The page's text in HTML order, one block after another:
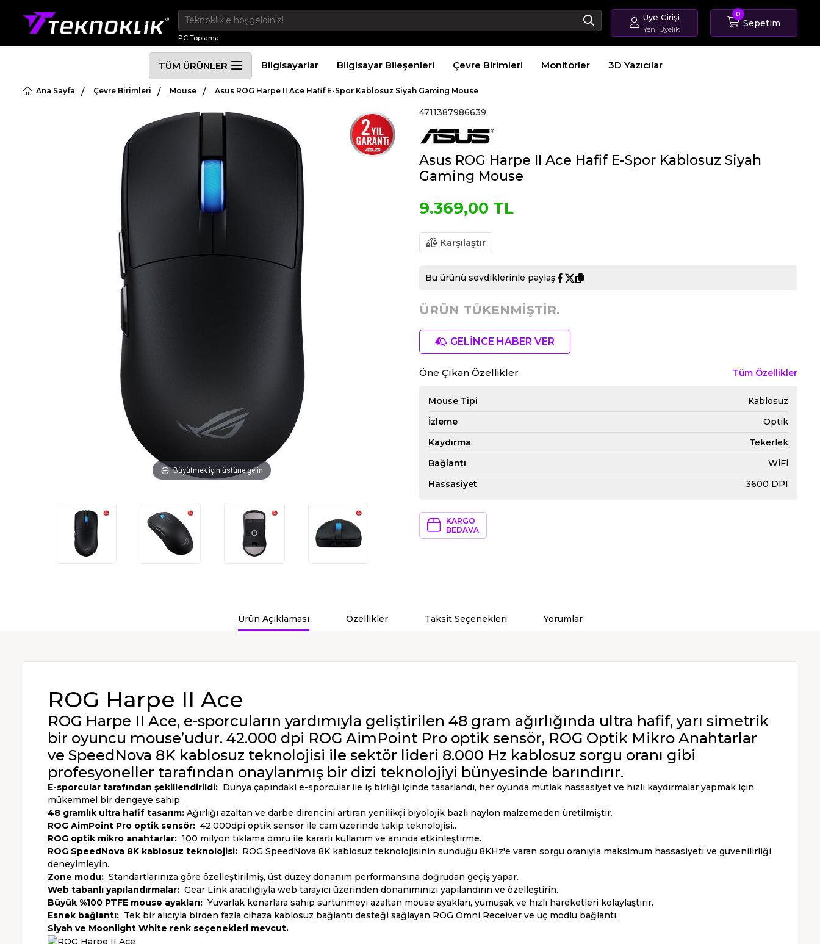
PC Toplama
Üye Girişi
Yeni Üyelik
Üye Ol
0
Sepetim
TÜM ÜRÜNLER Bilgisayarlar Bilgisayar Bileşenleri Çevre Birimleri Monitörler 3D Yazıcılar
Ana Sayfa Çevre Birimleri Mouse Asus ROG Harpe II Ace Hafif E-Spor Kablosuz Siyah Gaming Mouse
Büyütmek için üstüne gelin
4711387986639
Asus ROG Harpe II Ace Hafif E-Spor Kablosuz Siyah
Gaming Mouse
9.369,00 TL
Karşılaştır
Bu ürünü sevdiklerinle paylaş
ÜRÜN TÜKENMİŞTİR.
GELİNCE HABER VER
Öne Çıkan Özellikler Tüm Özellikler
Mouse Tipi
Kablosuz
İzleme
Optik
Kaydırma
Tekerlek
Bağlantı
WiFi
Hassasiyet
3600 DPI
KARGO
BEDAVA
Ürün Açıklaması Özellikler Taksit Seçenekleri Yorumlar
ROG Harpe II Ace
ROG Harpe II Ace, e-sporcuların yardımıyla geliştirilen 48 gram ağırlığında ultra hafif, yarı simetrik
bir oyuncu mouse’udur. 42.000 dpi ROG AimPoint Pro optik sensör, ROG Optik Mikro Anahtarlar
ve SpeedNova 8K kablosuz teknolojisi ile sektör lideri 8.000 Hz kablosuz sorgu oranı gibi
profesyoneller tarafından onaylanmış bir dizi teknolojiyi bünyesinde barındırır.
E-sporcular tarafından şekillendirildi: Dünya çapındaki e-sporcular ile iş birliği içinde tasarlandı, her oyunda mutlak hassasiyet ve hızlı kaydırmalar yapmak için
mükemmel bir dengeye sahip.
48 gramlık ultra hafif tasarım: Ağırlığı azaltan ve darbe direncini artıran yenilikçi biyolojik bazlı naylon malzemeden üretilmiştir.
ROG AimPoint Pro optik sensör: 42.000dpi optik sensör ile cam üzerinde takip teknolojisi..
ROG optik mikro anahtarlar: 100 milyon tıklama ömrü ile kararlı kullanım ve anında etkinleştirme.
ROG SpeedNova 8K kablosuz teknolojisi: ROG SpeedNova 8K kablosuz teknolojisinin sunduğu 8KHz'e varan sorgu oranıyla maksimum hassasiyeti ve güvenilirliği
deneyimleyin.
Zone modu: Standartlarınıza göre özelleştirilmiş, üst düzey donanım performansına doğrudan geçiş yapar.
Web tabanlı yapılandırmalar: Gear Link aracılığıyla web tarayıcı üzerinden donanımınızı yapılandırın ve özelleştirin.
Büyük %100 PTFE mouse ayakları: Yuvarlak kenarlara sahip sürtünmeyi azaltan mouse ayakları, yumuşak ve hızlı hareketleri kolaylaştırır.
Esnek bağlantı: Tek bir alıcıyla birden fazla cihaza kablosuz bağlantı desteği sağlayan ROG Omni Receiver ve üç modlu bağlantı.
Siyah ve Moonlight White renk seçenekleri mevcut.